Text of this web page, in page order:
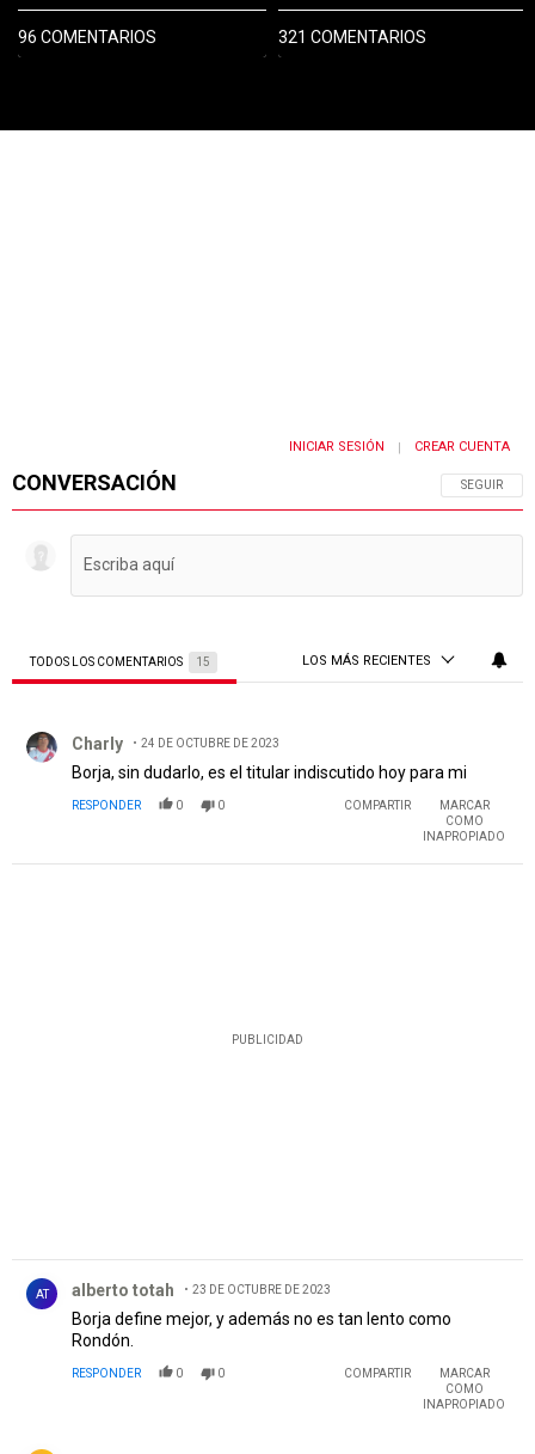
96 COMENTARIOS 321 COMENTARIOS
CONVERSACIÓN SIGA ESTA
SEGUIR
INICIAR SESIÓN | CREAR CUENTA
TODOS LOS COMENTARIOS 15 LOS MÁS RECIENTES
Charly 24 DE OCTUBRE DE 2023
Borja, sin dudarlo, es el titular indiscutido hoy para mi
RESPONDER 0 0 COMPARTIR
MARCAR
COMO
INAPROPIADO
PUBLICIDAD
AT alberto totah 23 DE OCTUBRE DE 2023
Borja define mejor, y además no es tan lento como
Rondón.
RESPONDER 0 0 COMPARTIR
MARCAR
COMO
INAPROPIADO